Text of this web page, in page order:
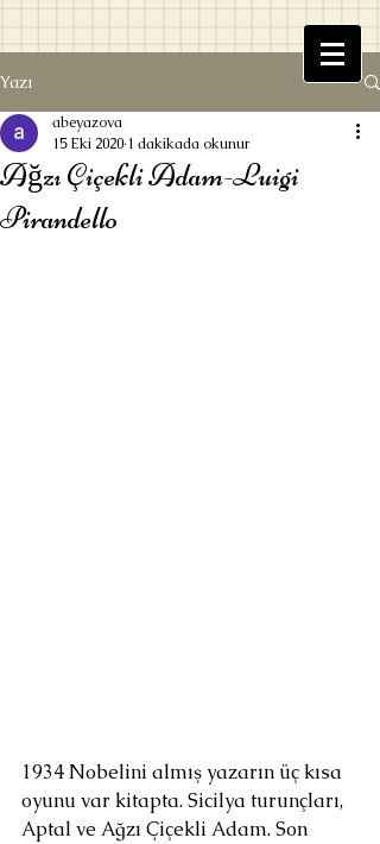
Beyaz Kitaplık
Yazı
Ağzı Çiçekli Adam-Luigi
Pirandello
abeyazova
15 Eki 2020 1 dakikada okunur
1934 Nobelini almış yazarın üç kısa
oyunu var kitapta. Sicilya turunçları,
Aptal ve Ağzı Çiçekli Adam. Son